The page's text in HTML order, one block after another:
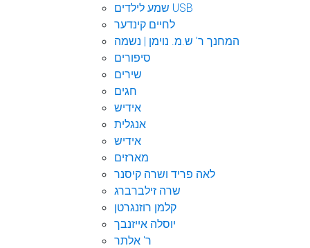
שמע לילדים USB
לחיים קינדער
המחנך ר' ש.מ. נוימן | נשמה
סיפורים
שירים
חגים
אידיש
אנגלית
אידיש
מארזים
לאה פריד ושרה קיסנר
שרה זילברברג
קלמן רוזנגרטן
יוסלה אייזנבך
ר' אלתר